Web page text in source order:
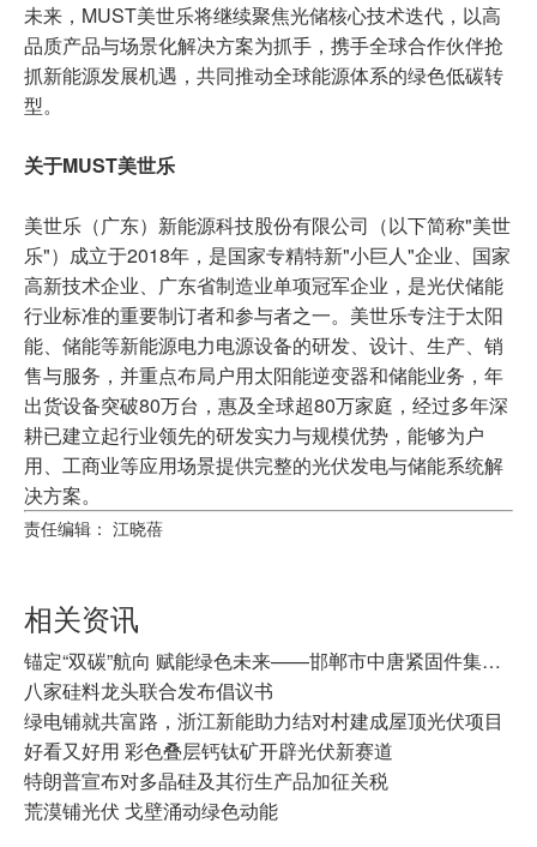
未来，MUST美世乐将继续聚焦光储核心技术迭代，以高
品质产品与场景化解决方案为抓手，携手全球合作伙伴抢
抓新能源发展机遇，共同推动全球能源体系的绿色低碳转
型。
关于MUST美世乐
美世乐（广东）新能源科技股份有限公司（以下简称"美世
乐"）成立于2018年，是国家专精特新"小巨人"企业、国家
高新技术企业、广东省制造业单项冠军企业，是光伏储能
行业标准的重要制订者和参与者之一。美世乐专注于太阳
能、储能等新能源电力电源设备的研发、设计、生产、销
售与服务，并重点布局户用太阳能逆变器和储能业务，年
出货设备突破80万台，惠及全球超80万家庭，经过多年深
耕已建立起行业领先的研发实力与规模优势，能够为户
用、工商业等应用场景提供完整的光伏发电与储能系统解
决方案。
责任编辑： 江晓蓓
相关资讯
锚定“双碳”航向 赋能绿色未来——邯郸市中唐紧固件集团有限公司以实干践行“双碳”战略
八家硅料龙头联合发布倡议书
绿电铺就共富路，浙江新能助力结对村建成屋顶光伏项目
好看又好用 彩色叠层钙钛矿开辟光伏新赛道
特朗普宣布对多晶硅及其衍生产品加征关税
荒漠铺光伏 戈壁涌动绿色动能